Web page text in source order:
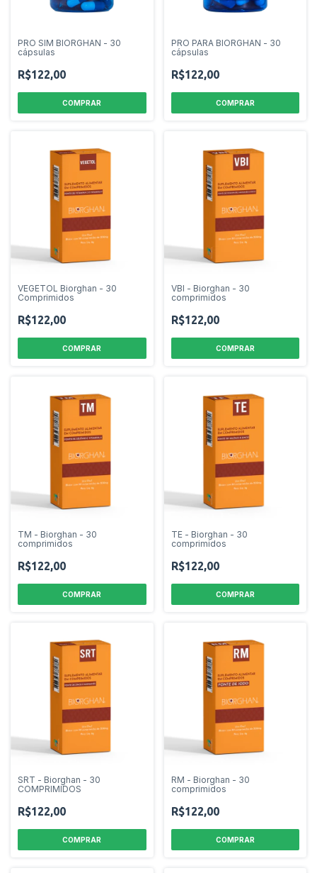
PRO SIM BIORGHAN - 30
cápsulas
R$122,00
PRO PARA BIORGHAN - 30
cápsulas
R$122,00
VEGETOL Biorghan - 30
Comprimidos
R$122,00
VBI - Biorghan - 30
comprimidos
R$122,00
TM - Biorghan - 30
comprimidos
R$122,00
TE - Biorghan - 30
comprimidos
R$122,00
SRT - Biorghan - 30
COMPRIMIDOS
R$122,00
RM - Biorghan - 30
comprimidos
R$122,00